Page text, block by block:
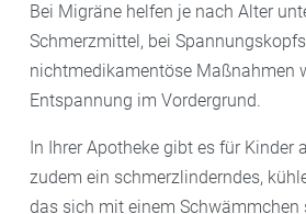
Bei Migräne helfen je nach Alter
Schmerzmittel, bei
nichtmedikamentöse Maßnahmen
Entspannung im Vordergrund.
In Ihrer Apotheke gibt es für Kinder
zudem ein schmerzlinderndes,
das sich mit einem Schwämmchen